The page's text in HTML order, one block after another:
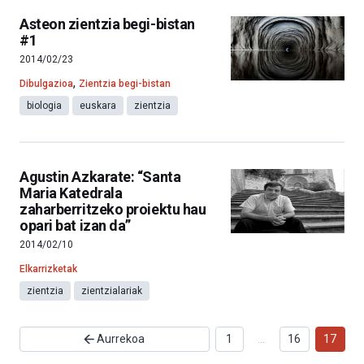
Asteon zientzia begi-bistan
#1
2014/02/23
Dibulgazioa, Zientzia begi-bistan
biologia
euskara zientzia
Agustin Azkarate: “Santa
Maria Katedrala
zaharberritzeko proiektu hau
opari bat izan da”
2014/02/10
Elkarrizketak
zientzia
zientzialariak
Aurrekoa 1 16 17